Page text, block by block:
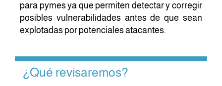
para pymes ya que permiten detectar y corregir
posibles vulnerabilidades antes de que sean
explotadas por potenciales atacantes.
¿Qué revisaremos?